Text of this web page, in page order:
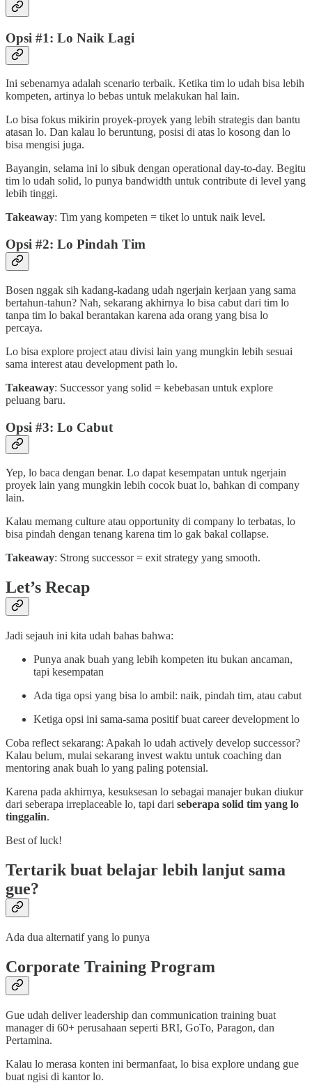
Opsi #1: Lo Naik Lagi
Ini sebenarnya adalah scenario terbaik. Ketika tim lo udah bisa lebih
kompeten, artinya lo bebas untuk melakukan hal lain.
Lo bisa fokus mikirin proyek-proyek yang lebih strategis dan bantu
atasan lo. Dan kalau lo beruntung, posisi di atas lo kosong dan lo
bisa mengisi juga.
Bayangin, selama ini lo sibuk dengan operational day-to-day. Begitu
tim lo udah solid, lo punya bandwidth untuk contribute di level yang
lebih tinggi.
Takeaway: Tim yang kompeten = tiket lo untuk naik level.
Opsi #2: Lo Pindah Tim
Bosen nggak sih kadang-kadang udah ngerjain kerjaan yang sama
bertahun-tahun? Nah, sekarang akhirnya lo bisa cabut dari tim lo
tanpa tim lo bakal berantakan karena ada orang yang bisa lo
percaya.
Lo bisa explore project atau divisi lain yang mungkin lebih sesuai
sama interest atau development path lo.
Takeaway: Successor yang solid = kebebasan untuk explore
peluang baru.
Opsi #3: Lo Cabut
Yep, lo baca dengan benar. Lo dapat kesempatan untuk ngerjain
proyek lain yang mungkin lebih cocok buat lo, bahkan di company
lain.
Kalau memang culture atau opportunity di company lo terbatas, lo
bisa pindah dengan tenang karena tim lo gak bakal collapse.
Takeaway: Strong successor = exit strategy yang smooth.
Let’s Recap
Jadi sejauh ini kita udah bahas bahwa:
Punya anak buah yang lebih kompeten itu bukan ancaman,
tapi kesempatan
Ada tiga opsi yang bisa lo ambil: naik, pindah tim, atau cabut
Ketiga opsi ini sama-sama positif buat career development lo
Coba reflect sekarang: Apakah lo udah actively develop successor?
Kalau belum, mulai sekarang invest waktu untuk coaching dan
mentoring anak buah lo yang paling potensial.
Karena pada akhirnya, kesuksesan lo sebagai manajer bukan diukur
dari seberapa irreplaceable lo, tapi dari seberapa solid tim yang lo
tinggalin.
Best of luck!
Tertarik buat belajar lebih lanjut sama
gue?
Ada dua alternatif yang lo punya
Corporate Training Program
Gue udah deliver leadership dan communication training buat
manager di 60+ perusahaan seperti BRI, GoTo, Paragon, dan
Pertamina.
Kalau lo merasa konten ini bermanfaat, lo bisa explore undang gue
buat ngisi di kantor lo.